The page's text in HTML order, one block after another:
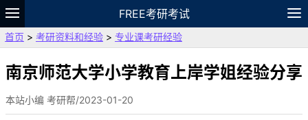
FREE考研考试
题库
故事 专题 APP
VIP
资料
首页 > 考研资料和经验 > 专业课考研经验
南京师范大学小学教育上岸学姐经验分享
本站小编 考研帮/2023-01-20